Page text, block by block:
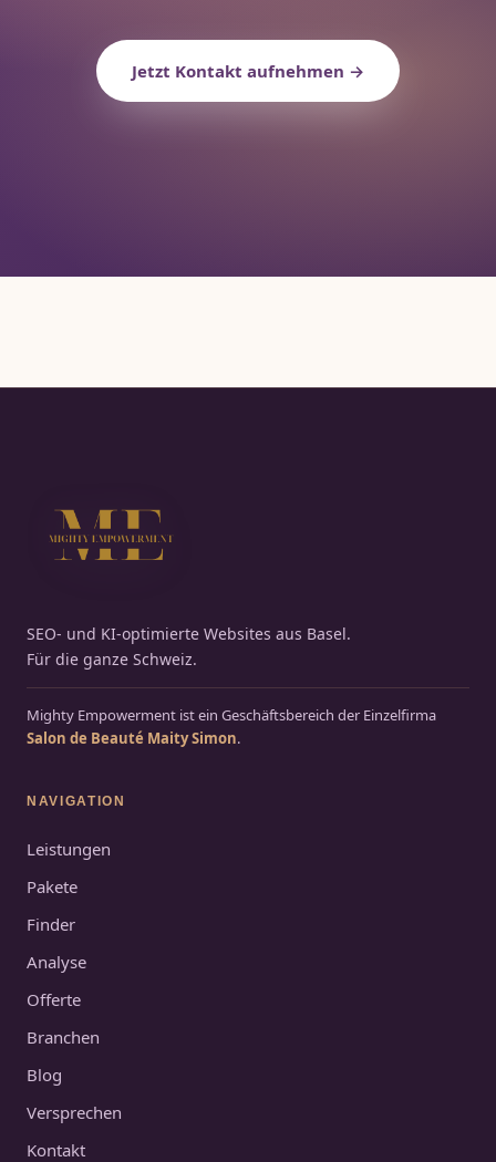
Jetzt Kontakt aufnehmen →
SEO- und KI-optimierte Websites aus Basel.
Für die ganze Schweiz.
Mighty Empowerment ist ein Geschäftsbereich der Einzelfirma
Salon de Beauté Maity Simon.
NAVIGATION
Leistungen
Pakete
Finder
Analyse
Offerte
Branchen
Blog
Versprechen
Kontakt